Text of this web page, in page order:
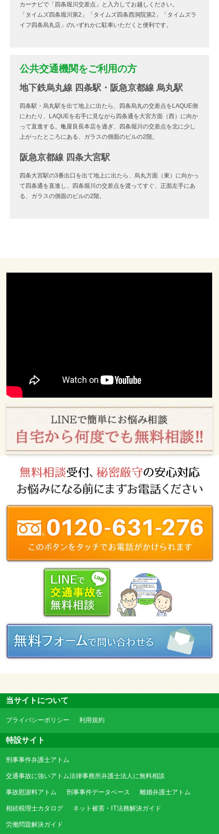
カーナビで「四条堀川交差点」と入力してお越しください。
「タイムズ四条堀川第2」「タイムズ四条西洞院第2」「タイムズラ
イフ四条烏丸店」のいずれかに駐車いただくと便利です。
公共交通機関をご利用の方
地下鉄烏丸線 四条駅・阪急京都線 烏丸駅
四条駅・烏丸駅を出て地上に出たら、四条烏丸の交差点をLAQUE側
にわたり、LAQUEを右手に見ながら四条通を大宮方面（西）に向か
って直進する。亀屋良長本店を過ぎ、四条堀川の交差点を北に少し
上がったところにある、ガラスの側面のビルの2階。
阪急京都線 四条大宮駅
四条大宮駅の3番出口を出て地上に出たら、烏丸方面（東）に向かっ
て四条通を直進し、四条堀川の交差点を渡ってすぐ、正面左手にあ
る、ガラスの側面のビルの2階。
当サイトについて
プライバシーポリシー 利用規約
特設サイト
刑事事件弁護士アトム
交通事故に強いアトム法律事務所弁護士法人に無料相談
事故慰謝料アトム 刑事事件データベース 離婚弁護士アトム
相続税理士カタログ ネット被害・IT法務解決ガイド
労働問題解決ガイド